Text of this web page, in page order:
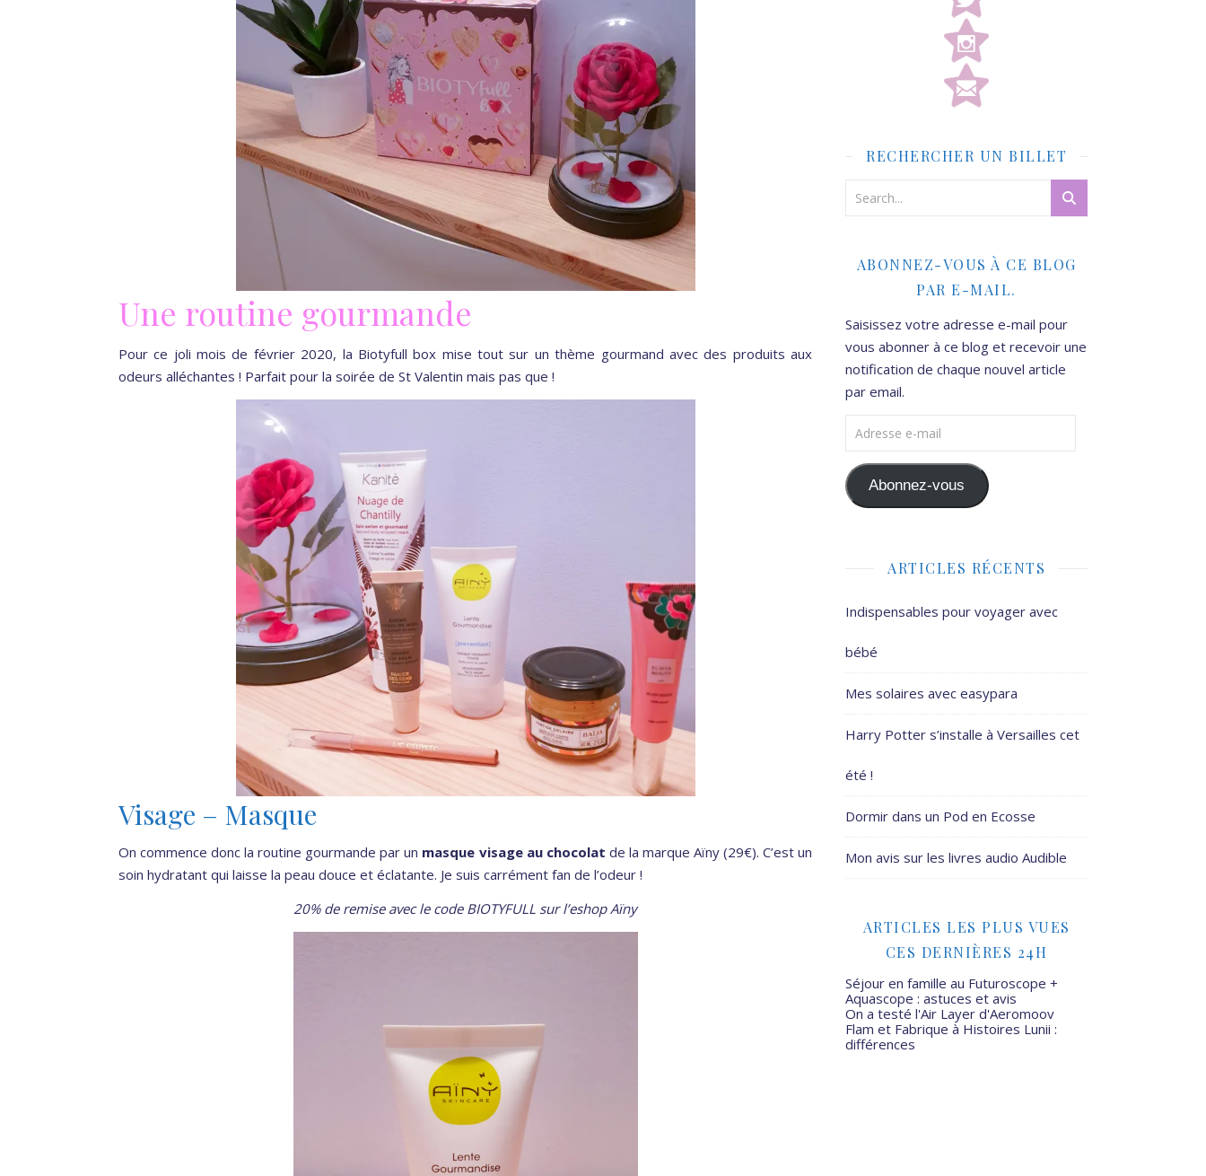
Une routine gourmande
Pour ce joli mois de février 2020, la Biotyfull box mise tout sur un thème gourmand avec des produits aux
odeurs alléchantes ! Parfait pour la soirée de St Valentin mais pas que !
Visage – Masque
On commence donc la routine gourmande par un masque visage au chocolat de la marque Aïny (29€). C’est un
soin hydratant qui laisse la peau douce et éclatante. Je suis carrément fan de l’odeur !
20% de remise avec le code BIOTYFULL sur l’eshop Aïny
RECHERCHER UN BILLET
ABONNEZ-VOUS À CE BLOG
PAR E-MAIL.
Saisissez votre adresse e-mail pour
vous abonner à ce blog et recevoir une
notification de chaque nouvel article
par email.
Adresse e-mail
Abonnez-vous
ARTICLES RÉCENTS
Indispensables pour voyager avec
bébé
Mes solaires avec easypara
Harry Potter s’installe à Versailles cet
été !
Dormir dans un Pod en Ecosse
Mon avis sur les livres audio Audible
ARTICLES LES PLUS VUES
CES DERNIÈRES 24H
Séjour en famille au Futuroscope +
Aquascope : astuces et avis
On a testé l'Air Layer d'Aeromoov
Flam et Fabrique à Histoires Lunii :
différences